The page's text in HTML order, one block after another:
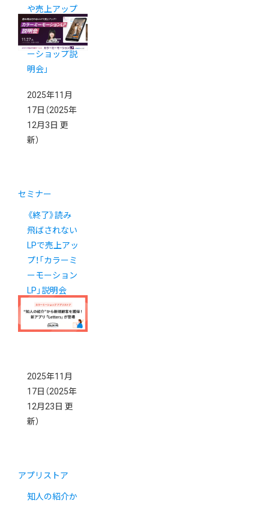
や売上アップ
の秘訣を学べ
る「カラーミ
ーショップ説
明会」
2025年11月
17日 （2025年
12月3日 更
新）
セミナー
《終了》読み
飛ばされない
LPで売上アッ
プ！「カラーミ
ーモーション
LP」説明会
2025年11月
17日 （2025年
12月23日 更
新）
アプリストア
知人の紹介か